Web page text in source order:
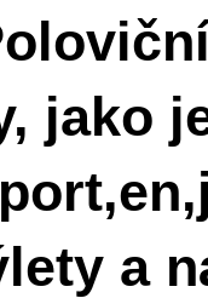
jako
a